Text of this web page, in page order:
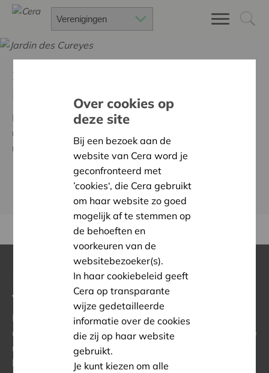
Samen bouwen aan een
betere wereld
Met financiële steun en expertise zet Cera elk jaar
meer dan 700 organisaties op weg om hun project te
realiseren.
WIE KAN STEUN AANVRAGEN?
Nieuwsbrief maatschappelijke
werking
Drie keer per jaar kun je onze nieuwsbrief
maatschappelijke werking in je mailbox ontvangen. Dé
manier om helemaal mee te zijn met wat er leeft
binnen onze regionale en nationale projectwerking.
Over cookies op
deze site
Bij een bezoek aan de
website van Cera word je
geconfronteerd met
’cookies‘, die Cera gebruikt
om haar website zo goed
mogelijk af te stemmen op
de behoeften en
voorkeuren van de
websitebezoeker(s).
In haar cookiebeleid geeft
Cera op transparante
wijze gedetailleerde
informatie over de cookies
die zij op haar website
gebruikt.
Je kunt kiezen om alle